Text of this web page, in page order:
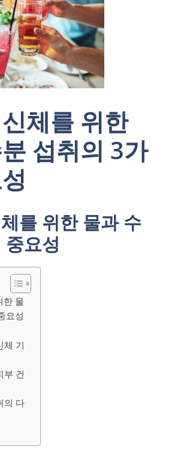
체를 위한
섭취의 3가
를 위한 물과 수
요성
한 물
요성
체 기
부 건
의 다